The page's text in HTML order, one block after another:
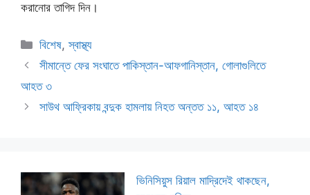
করানোর তাগিদ দিন।
Categories
বিশেষ,স্বাস্থ্য
সীমান্তে ফের সংঘাতে পাকিস্তান-আফগানিস্তান, গোলাগুলিতে
আহত ৩
সাউথ আফ্রিকায় বন্দুক হামলায় নিহত অন্তত ১১, আহত ১৪
ভিনিসিয়ুস রিয়াল মাদ্রিদেই থাকছেন,